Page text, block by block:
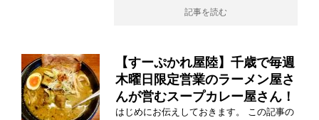
記事を読む
【すーぷかれ屋陸】千歳で毎週
木曜日限定営業のラーメン屋さ
んが営むスープカレー屋さん！
はじめにお伝えしておきます。 この記事の